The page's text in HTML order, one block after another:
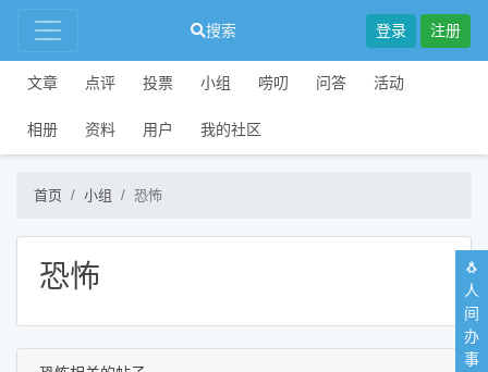
搜索 登录 注册
文章 点评 投票 小组 唠叨 问答 活动
相册 资料 用户 我的社区
首页 小组 恐怖
恐怖
🐧
人
间
办
事